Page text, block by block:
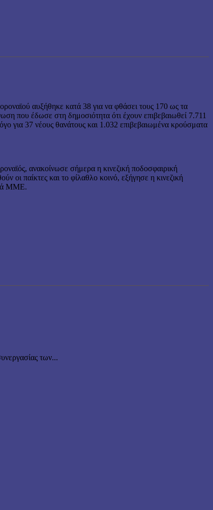
αυξήθηκε κατά 38 για να φθάσει τους 170 ως τα
που έδωσε στη δημοσιότητα ότι έχουν επιβεβαιωθεί 7.711
για 37 νέους θανάτους και 1.032 επιβεβαιωμένα κρούσματα
ανακοίνωσε σήμερα η κινεζική ποδοσφαιρική
οι παίκτες και το φίλαθλο κοινό, εξήγησε η κινεζική
ΜΜΕ.
των...